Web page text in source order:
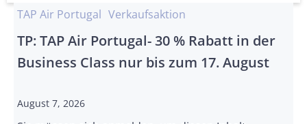
TAP Air Portugal Verkaufsaktion
TP: TAP Air Portugal- 30 % Rabatt in der
Business Class nur bis zum 17. August
August 7, 2026